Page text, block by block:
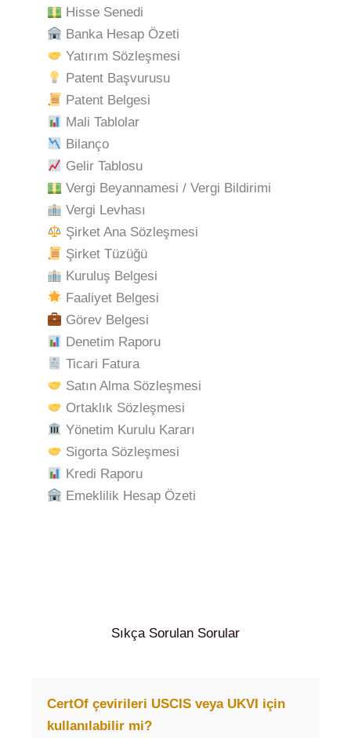
Hisse Senedi
Banka Hesap Özeti
Yatırım Sözleşmesi
Patent Başvurusu
Patent Belgesi
Mali Tablolar
Bilanço
Gelir Tablosu
Vergi Beyannamesi / Vergi Bildirimi
Vergi Levhası
Şirket Ana Sözleşmesi
Şirket Tüzüğü
Kuruluş Belgesi
Faaliyet Belgesi
Görev Belgesi
Denetim Raporu
Ticari Fatura
Satın Alma Sözleşmesi
Ortaklık Sözleşmesi
Yönetim Kurulu Kararı
Sigorta Sözleşmesi
Kredi Raporu
Emeklilik Hesap Özeti
Sıkça Sorulan Sorular
CertOf çevirileri USCIS veya UKVI için
kullanılabilir mi?